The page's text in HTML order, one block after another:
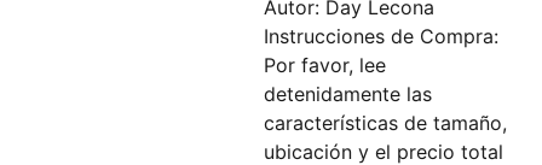
Autor: Day Lecona
Instrucciones de Compra:
Por favor, lee
detenidamente las
características de tamaño,
ubicación y el precio total